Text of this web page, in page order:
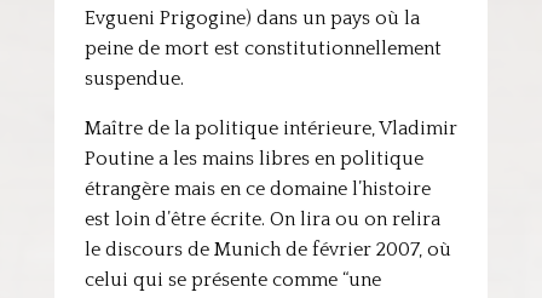
Evgueni Prigogine) dans un pays où la
peine de mort est constitutionnellement
suspendue.
Maître de la politique intérieure, Vladimir
Poutine a les mains libres en politique
étrangère mais en ce domaine l’histoire
est loin d’être écrite. On lira ou on relira
le discours de Munich de février 2007, où
celui qui se présente comme “une